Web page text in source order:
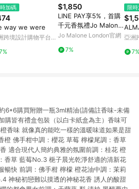
加碼
way we were
跨境設計購物平台
$1,850
LINE PAY享5%，首購
千元香氛禮Jo Malone
London 薰衣草與月光
Jo Malone London官網
7%
限
亞洲
6*6購買附贈一瓶3ml精油(請備註香味-未備
購皆有禮盒包裝（以白卡紙盒為主）香味可
香味 就像真的能吃一樣的溫暖味道如果是甜
橙 佛手柑中調：櫻花 草莓 檸檬尾調：香草
適合現代人簡約典雅的氛圍前調：桂花 橙
香草 藍莓No.3 梔子晨光乾淨舒適的清新花
暢快 前調：佛手柑 檸檬 橙花油中調：茉莉
神秘初戀難以摸透的神秘花香 誘人的酸甜